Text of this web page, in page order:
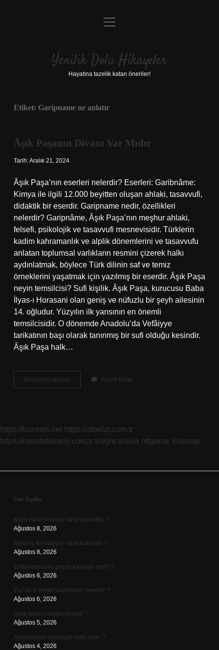
Anasayfa
Yasal Uyarı
menüyü
Yenilik Dolu Hikayeler
Hayatına tazelik katan öneriler!
Etiket: Garipname ne anlatır
Âşık Paşanın Divanı Var Mıdır
Tarih: Aralık 21, 2024
Âşık Paşa’nın eserleri nelerdir? Eserleri: Garibnâme:
Kimya ile ilgili 12.000 beyitten oluşan ahlaki, tasavvufi,
didaktik bir eserdir. Garipname nedir, özellikleri
nelerdir? Garipnâme, Âşık Paşa’nın meşhur ahlaki,
felsefi, psikolojik ve tasavvufi mesnevisidir. Türklerin
kadim kahramanlık ve alplik dönemlerini ve tasavvufu
anlatan toplumsal varlıkların resmini çizerek halkı
aydınlatmak, böylece Türk dilinin saf ve temiz
örneklerini yaşatmak için yazılmış bir eserdir. Âşık Paşa
neyin temsilcisi? Sufi kişilik. Âşık Paşa, kurucusu Baba
İlyas-ı Horasani olan geniş ve nüfuzlu bir şeyh ailesinin
14. oğludur. Yüzyılın ilk yarısının en önemli
temsilcisidir. O dönemde Anadolu’da Vefâiyye
tarikatının başı olarak tanınmış bir sufi olduğu kesindir.
Âşık Paşa halk…
Devamını okuyun
Paşanın
Yorum Bırak
https://kozmos.net https://albolat.com.tr
https://nanotekenerji.com.tr knight online nttgame Sitemap
Sidebar
Son Yazılar
Kuzu etinin kokusu nasıl yok edilir ?
Ağustos 8, 2026
Motor iç temizleyici nasıl kullanılır ?
Ağustos 8, 2026
Endonezya’nın geçim kaynağı nedir ?
Ağustos 6, 2026
Kur’an’ın temel kavramları nelerdir ?
Ağustos 6, 2026
Ayak tabanı neden önemli ?
Ağustos 5, 2026
Amputasyon ameliyatı riskli midir ?
Ağustos 4, 2026